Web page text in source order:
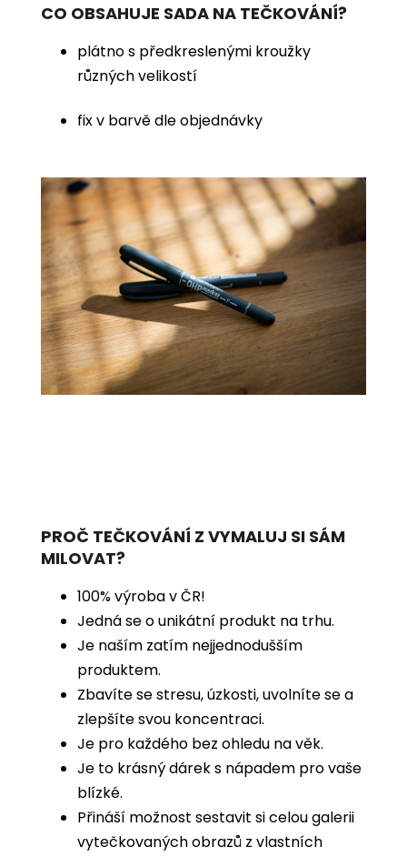
CO OBSAHUJE SADA NA TEČKOVÁNÍ?
plátno s předkreslenými kroužky
různých velikostí
fix v barvě dle objednávky
PROČ TEČKOVÁNÍ Z VYMALUJ SI SÁM
MILOVAT?
100% výroba v ČR!
Jedná se o unikátní produkt na trhu.
Je naším zatím nejjednodušším
produktem.
Zbavíte se stresu, úzkosti, uvolníte se a
zlepšíte svou koncentraci.
Je pro každého bez ohledu na věk.
Je to krásný dárek s nápadem pro vaše
blízké.
Přináší možnost sestavit si celou galerii
vytečkovaných obrazů z vlastních